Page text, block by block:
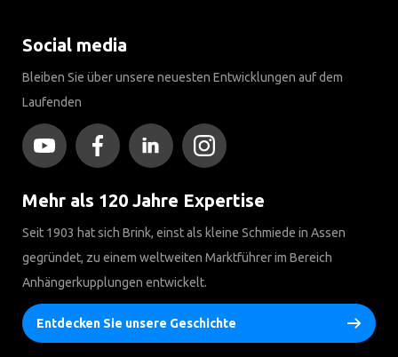
Social media
Bleiben Sie über unsere neuesten Entwicklungen auf dem
Laufenden
Mehr als 120 Jahre Expertise
Seit 1903 hat sich Brink, einst als kleine Schmiede in Assen
gegründet, zu einem weltweiten Marktführer im Bereich
Anhängerkupplungen entwickelt.
Entdecken Sie unsere Geschichte